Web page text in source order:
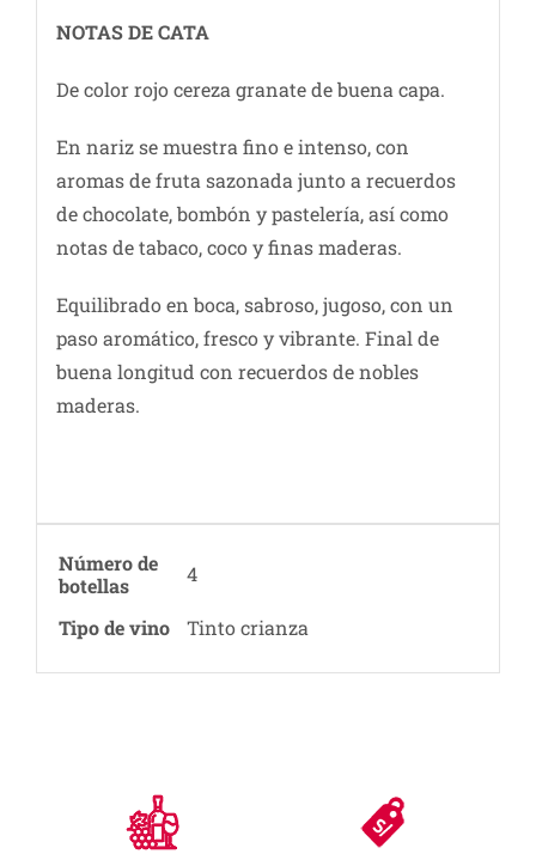
NOTAS DE CATA
De color rojo cereza granate de buena capa.
En nariz se muestra fino e intenso, con
aromas de fruta sazonada junto a recuerdos
de chocolate, bombón y pastelería, así como
notas de tabaco, coco y finas maderas.
Equilibrado en boca, sabroso, jugoso, con un
paso aromático, fresco y vibrante. Final de
buena longitud con recuerdos de nobles
maderas.
Número de
botellas
4
Tipo de vino Tinto crianza